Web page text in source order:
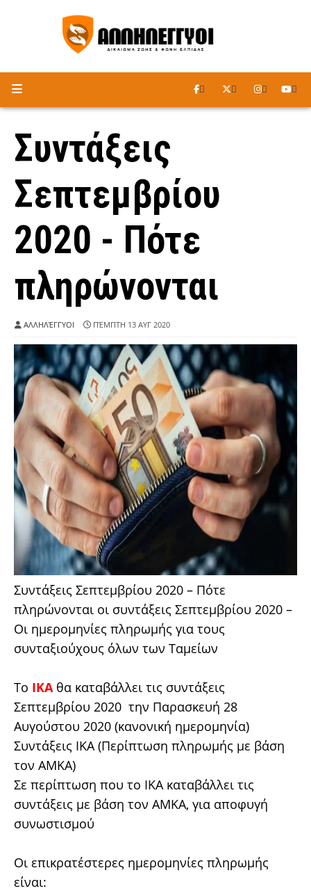
ΑΚΟΥΣΤΕ ΤΟ ΡΑΔΙΟΦΩΝΟ
Συντάξεις
Σεπτεμβρίου
2020 - Πότε
πληρώνονται
ΑΛΛΗΛΈΓΓΥΟΙ ΠΈΜΠΤΗ 13 ΑΥΓ 2020
Συντάξεις Σεπτεμβρίου 2020 – Πότε
πληρώνονται οι συντάξεις Σεπτεμβρίου 2020 –
Οι ημερομηνίες πληρωμής για τους
συνταξιούχους όλων των Ταμείων
Το ΙΚΑθα καταβάλλει τις συντάξεις
Σεπτεμβρίου 2020 την Παρασκευή 28
Αυγούστου 2020 (κανονική ημερομηνία)
Συντάξεις ΙΚΑ (Περίπτωση πληρωμής με βάση
τον ΑΜΚΑ)
Σε περίπτωση που το ΙΚΑ καταβάλλει τις
συντάξεις με βάση τον ΑΜΚΑ, για αποφυγή
συνωστισμού
Οι επικρατέστερες ημερομηνίες πληρωμής
είναι: